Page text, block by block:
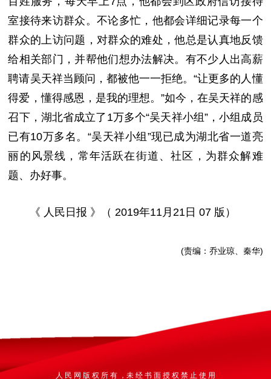
室接待来访群众。不论多忙，他都会详细记录每一个
群众的上访问题，对群众的难处，他总是认真地反馈
给相关部门，并帮他们想办法解决。有不少人出高薪
聘请吴天祥当顾问，都被他一一拒绝。“让更多的人懂
得爱，懂得感恩，是我的理想。”如今，在吴天祥的感
召下，湖北省成立了1万多个“吴天祥小组”，小组成员
已有10万多名。“吴天祥小组”现已成为湖北省一道亮
丽的风景线，常年活跃在街道、社区，为群众解难
题、办好事。
《 人民日报 》（ 2019年11月21日 07 版）
(责编：乔业琼、秦华)
人 民 网 版 权 所 有 ，未 经 书 面 授 权 禁 止 使 用